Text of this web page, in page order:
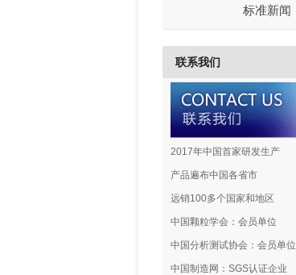
标准新闻
联系我们
2017年中国首家研发生产
产品遍布中国各省市
远销100多个国家和地区
中国颗粒学会：会员单位
中国分析测试协会：会员单位
中国制造网：SGS认证企业